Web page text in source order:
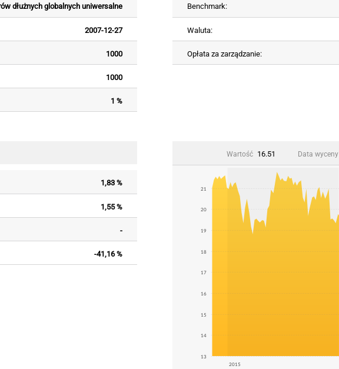
dłużnych globalnych uniwersalne
2007-12-27
1000
1000
1 %
Benchmark:
Waluta:
Opłata za zarządzanie:
1,83 %
1,55 %
-
-41,16 %
Wartość 16.51 Data wyceny
2015
13
14
15
16
17
18
19
20
21